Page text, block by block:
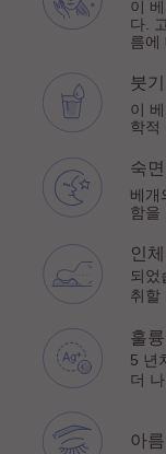
이
다.
름에
붓
이
학적
숙면
베개
함을
인
되었
취할
훌
5 년
더
아